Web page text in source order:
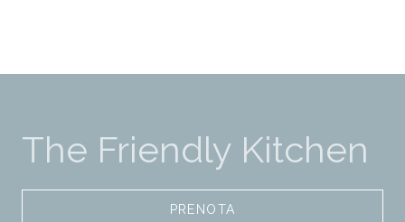
The Friendly Kitchen
PRENOTA